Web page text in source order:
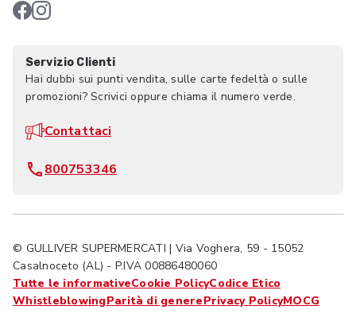
Servizio Clienti
Hai dubbi sui punti vendita, sulle carte fedeltà o sulle
promozioni? Scrivici oppure chiama il numero verde.
Contattaci
800753346
© GULLIVER SUPERMERCATI | Via Voghera, 59 - 15052
Casalnoceto (AL) - P.IVA 00886480060
Tutte le informativeCookie PolicyCodice Etico
WhistleblowingParità di generePrivacy PolicyMOCG